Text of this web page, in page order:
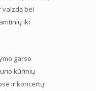
vaizdą bei
iki
garso
kūrinių
ir koncertų